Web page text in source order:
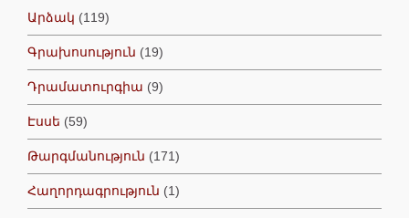
Արձակ (119)
Գրախոսություն (19)
Դրամատուրգիա (9)
Էսսե (59)
Թարգմանություն (171)
Հաղորդագրություն (1)